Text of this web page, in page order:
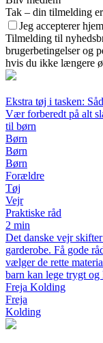
Tak – din tilmelding
Jeg accepterer
Tilmelding til
brugerbetingelser og
hvis du ikke længere
Ekstra tøj i tasken:
Vær forberedt på alt
til børn
Børn
Børn
Børn
Forældre
Tøj
Vejr
Praktiske råd
2 min
Det danske vejr
garderobe. Få gode
vælger de rette
barn kan lege trygt og
Freja Kolding
Freja
Kolding